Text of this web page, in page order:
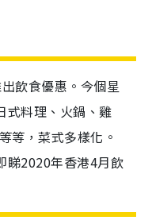
飲食優惠。今個星
式料理、火鍋、雞
等，菜式多樣化。
睇2020年香港4月飲